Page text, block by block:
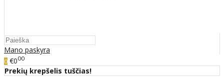
Mano paskyra
0 €000
Prekių krepšelis tuščias!